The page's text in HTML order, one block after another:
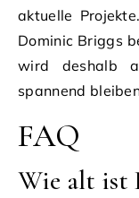
aktuelle
Dominic Briggs
wird deshalb
spannend
FAQ
Wie alt ist